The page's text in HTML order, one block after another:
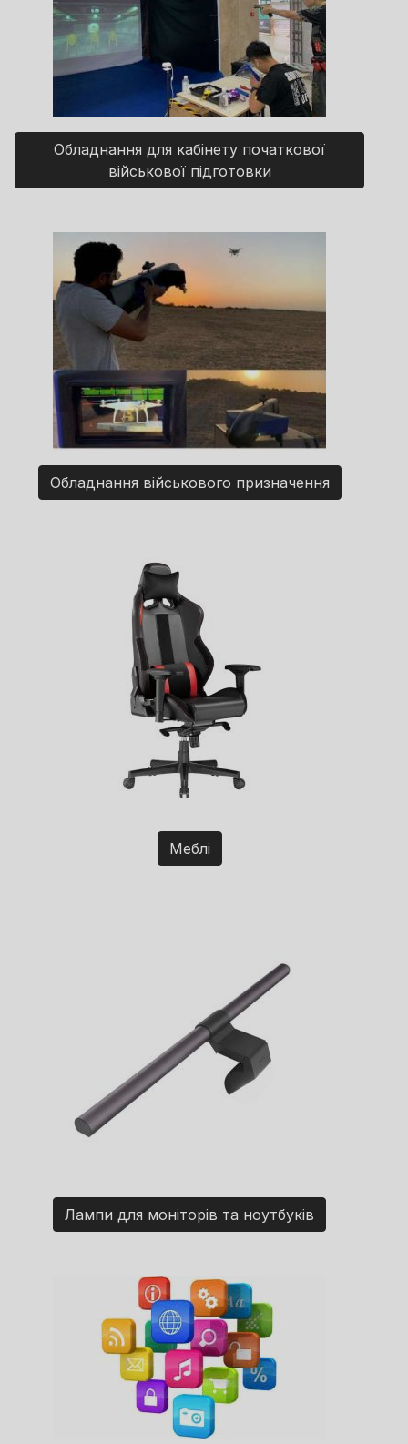
Обладнання для кабінету початкової
військової підготовки
Обладнання військового призначення
Меблі
Лампи для моніторів та ноутбуків